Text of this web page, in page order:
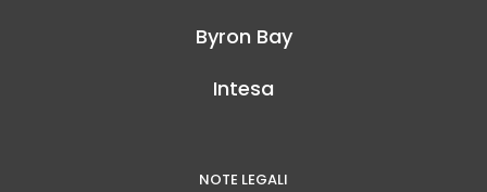
Byron Bay
Intesa
NOTE LEGALI